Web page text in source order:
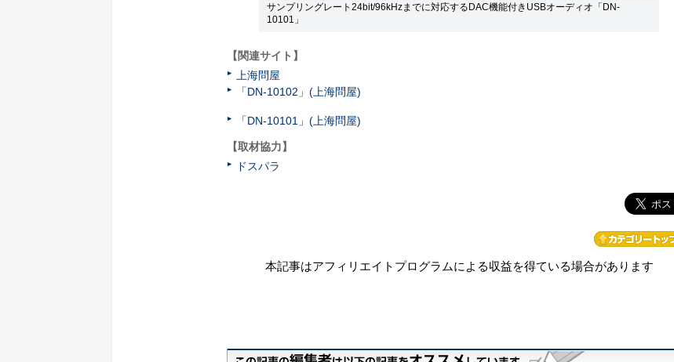
サンプリングレート24bit/96kHzまでに対応するDAC機能付きUSBオーディオ「DN-
10101」
【関連サイト】
上海問屋
「DN-10102」(上海問屋)
「DN-10101」(上海問屋)
【取材協力】
ドスパラ
本記事はアフィリエイトプログラムによる収益を得ている場合があります